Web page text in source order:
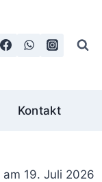
Kontakt
am 19. Juli 2026